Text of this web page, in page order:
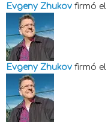
Evgeny Zhukov firmó el
Evgeny Zhukov firmó el